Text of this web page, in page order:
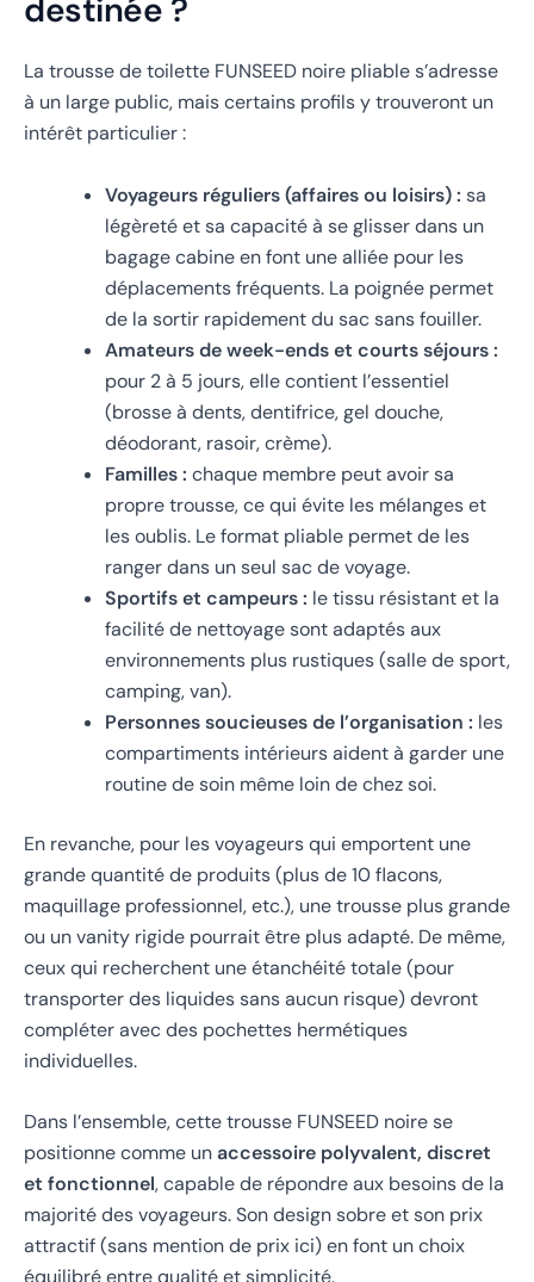
destinée ?
La trousse de toilette FUNSEED noire pliable s’adresse
à un large public, mais certains profils y trouveront un
intérêt particulier :
Voyageurs réguliers (affaires ou loisirs) : sa
légèreté et sa capacité à se glisser dans un
bagage cabine en font une alliée pour les
déplacements fréquents. La poignée permet
de la sortir rapidement du sac sans fouiller.
Amateurs de week-ends et courts séjours :
pour 2 à 5 jours, elle contient l’essentiel
(brosse à dents, dentifrice, gel douche,
déodorant, rasoir, crème).
Familles : chaque membre peut avoir sa
propre trousse, ce qui évite les mélanges et
les oublis. Le format pliable permet de les
ranger dans un seul sac de voyage.
Sportifs et campeurs : le tissu résistant et la
facilité de nettoyage sont adaptés aux
environnements plus rustiques (salle de sport,
camping, van).
Personnes soucieuses de l’organisation : les
compartiments intérieurs aident à garder une
routine de soin même loin de chez soi.
En revanche, pour les voyageurs qui emportent une
grande quantité de produits (plus de 10 flacons,
maquillage professionnel, etc.), une trousse plus grande
ou un vanity rigide pourrait être plus adapté. De même,
ceux qui recherchent une étanchéité totale (pour
transporter des liquides sans aucun risque) devront
compléter avec des pochettes hermétiques
individuelles.
Dans l’ensemble, cette trousse FUNSEED noire se
positionne comme unaccessoire polyvalent, discret
et fonctionnel, capable de répondre aux besoins de la
majorité des voyageurs. Son design sobre et son prix
attractif (sans mention de prix ici) en font un choix
équilibré entre qualité et simplicité.